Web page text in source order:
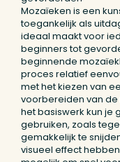
Mozaïeken is een
toegankelijk als
ideaal maakt voor
beginners tot
beginnende
proces relatief
met het kiezen van
voorbereiden van
het basiswerk kun je
gebruiken, zoals
gemakkelijk te
visueel effect